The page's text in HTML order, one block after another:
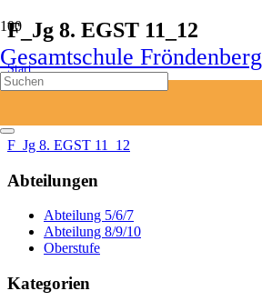
Gesamtschule Fröndenberg
F_Jg 8. EGST 11_12
Start
Bildung
F_Jg 8. EGST 11_12
Abteilungen
Abteilung 5/6/7
Abteilung 8/9/10
Oberstufe
Kategorien